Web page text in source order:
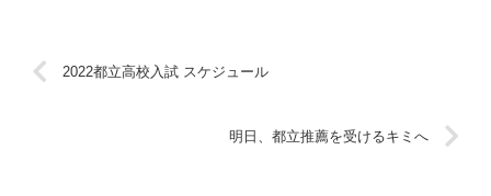
2022都立高校入試 スケジュール
明日、都立推薦を受けるキミへ